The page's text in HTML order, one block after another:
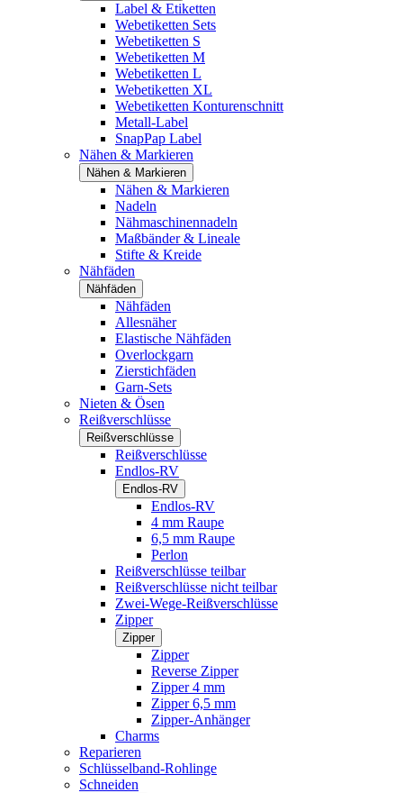
Label & Etiketten
Webetiketten Sets
Webetiketten S
Webetiketten M
Webetiketten L
Webetiketten XL
Webetiketten Konturenschnitt
Metall-Label
SnapPap Label
Nähen & Markieren
Nähen & Markieren
Nähen & Markieren
Nadeln
Nähmaschinennadeln
Maßbänder & Lineale
Stifte & Kreide
Nähfäden
Nähfäden
Nähfäden
Allesnäher
Elastische Nähfäden
Overlockgarn
Zierstichfäden
Garn-Sets
Nieten & Ösen
Reißverschlüsse
Reißverschlüsse
Reißverschlüsse
Endlos-RV
Endlos-RV
Endlos-RV
4 mm Raupe
6,5 mm Raupe
Perlon
Reißverschlüsse teilbar
Reißverschlüsse nicht teilbar
Zwei-Wege-Reißverschlüsse
Zipper
Zipper
Zipper
Reverse Zipper
Zipper 4 mm
Zipper 6,5 mm
Zipper-Anhänger
Charms
Reparieren
Schlüsselband-Rohlinge
Schneiden